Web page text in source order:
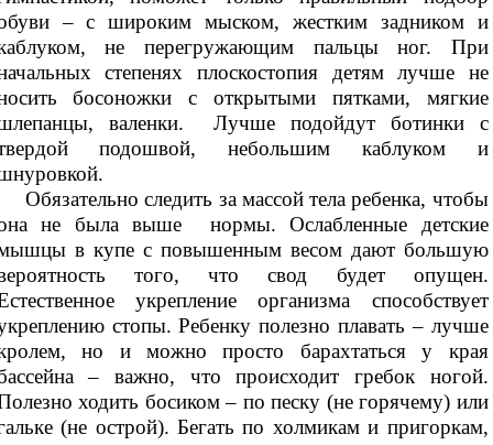
– с широким мыском, жестким задником и
не перегружающим пальцы ног. При
степенях плоскостопия детям лучше не
босоножки с открытыми пятками, мягкие
валенки. Лучше подойдут ботинки с
подошвой, небольшим каблуком и
следить за массой тела ребенка, чтобы
не была выше нормы. Ослабленные детские
в купе с повышенным весом дают большую
того, что свод будет опущен.
укрепление организма способствует
стопы. Ребенку полезно плавать – лучше
но и можно просто барахтаться у края
– важно, что происходит гребок ногой.
ходить босиком – по песку (не горячему) или
(не острой). Бегать по холмикам и пригоркам,